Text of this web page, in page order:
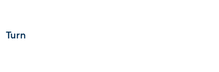
Turn